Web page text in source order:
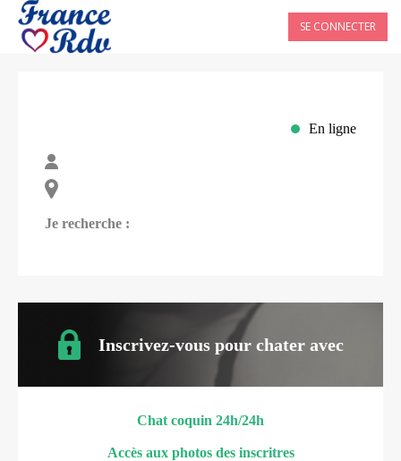
SE CONNECTER
En ligne
Je recherche :
Inscrivez-vous pour chater avec
Chat coquin 24h/24h
Accès aux photos des inscritres